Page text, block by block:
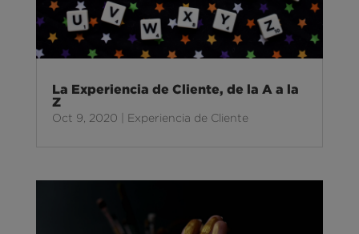
La Experiencia de Cliente, de la A a la
Z
Oct 9, 2020 Experiencia de Cliente